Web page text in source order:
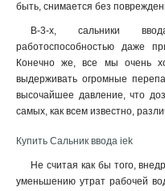
быть, снимается без
В-3-х, сальники
работоспособностью даже
Конечно же, все мы очень
выдерживать огромные
высочайшее давление, что
самых, как всем известно,
Купить Сальник ввода iek
Не считая как бы того,
уменьшению утрат рабочей